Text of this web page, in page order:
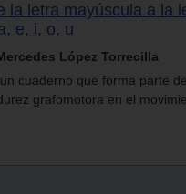
la letra mayúscula a la
e, i, o, u
López Torrecilla
cuaderno que forma parte
grafomotora en el